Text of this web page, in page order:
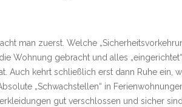
man zuerst. Welche
Wohnung gebracht und alles
Auch kehrt schließlich erst dann Ruhe ein,
„Schwachstellen“ in
gut verschlossen und sicher